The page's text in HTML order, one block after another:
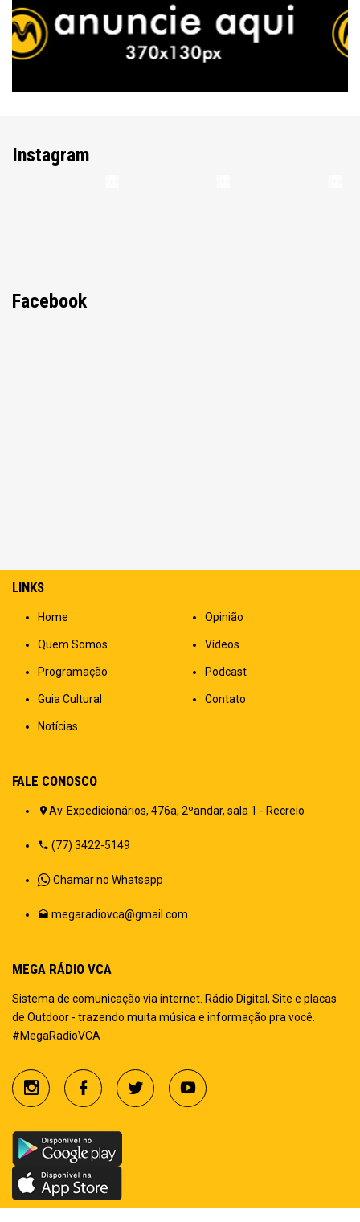
Instagram
Facebook
LINKS
Home
Quem Somos
Programação
Guia Cultural
Notícias
Opinião
Vídeos
Podcast
Contato
FALE CONOSCO
Av. Expedicionários, 476a, 2ºandar, sala 1 - Recreio
(77) 3422-5149
Chamar no Whatsapp
megaradiovca@gmail.com
MEGA RÁDIO VCA
Sistema de comunicação via internet. Rádio Digital, Site e placas
de Outdoor - trazendo muita música e informação pra você.
#MegaRadioVCA